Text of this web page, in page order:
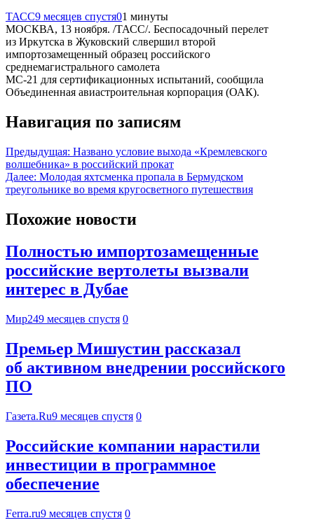
ТАСС9 месяцев спустя01 минуты
МОСКВА, 13 ноября. /ТАСС/. Беспосадочный перелет
из Иркутска в Жуковский слвершил второй
импортозамещенный образец российского
среднемагистрального самолета
МС-21 для сертификационных испытаний, сообщила
Объединенная авиастроительная корпорация (ОАК).
Навигация по записям
Предыдущая: Названо условие выхода «Кремлевского
волшебника» в российский прокат
Далее: Молодая яхтсменка пропала в Бермудском
треугольнике во время кругосветного путешествия
Похожие новости
Полностью импортозамещенные
российские вертолеты вызвали
интерес в Дубае
Мир249 месяцев спустя 0
Премьер Мишустин рассказал
об активном внедрении российского
ПО
Газета.Ru9 месяцев спустя 0
Российские компании нарастили
инвестиции в программное
обеспечение
Ferra.ru9 месяцев спустя 0